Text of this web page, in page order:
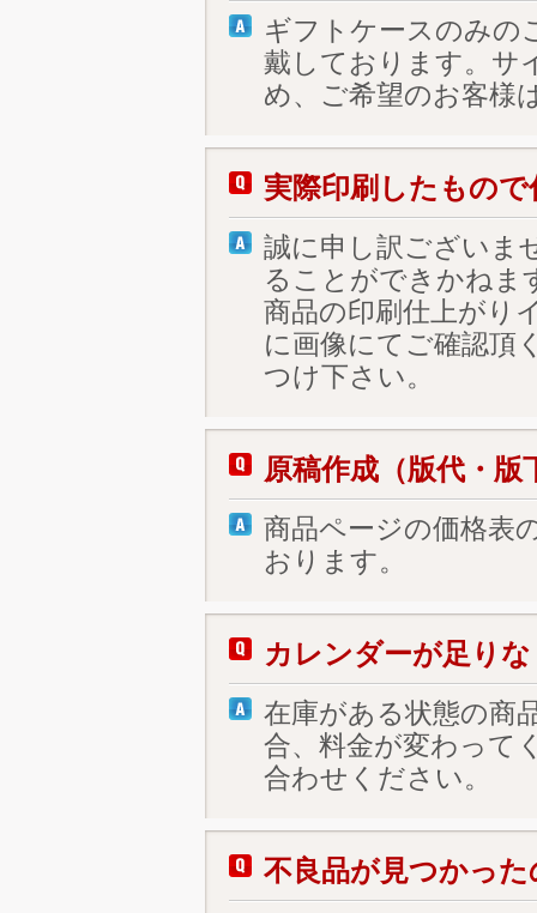
ギフトケースのみの
戴しております。サ
め、ご希望のお客様
実際印刷したもの
誠に申し訳ございま
ることができかねま
商品の印刷仕上がり
に画像にてご確認頂
つけ下さい。
原稿作成（版代・版
商品ページの価格表
おります。
カレンダーが足り
在庫がある状態の商
合、料金が変わって
合わせください。
不良品が見つかっ